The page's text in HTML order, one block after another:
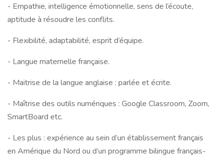
- Empathie, intelligence émotionnelle, sens de l’écoute,
aptitude à résoudre les conflits.
- Flexibilité, adaptabilité, esprit d’équipe.
- Langue maternelle française.
- Maitrise de la langue anglaise : parlée et écrite.
- Maîtrise des outils numériques : Google Classroom, Zoom,
SmartBoard etc.
- Les plus : expérience au sein d’un établissement français
en Amérique du Nord ou d’un programme bilingue français-